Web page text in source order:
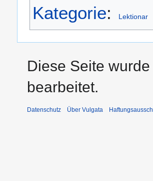
Kategorie: Lektionar
Diese Seite
bearbeitet.
Datenschutz Über Vulgata